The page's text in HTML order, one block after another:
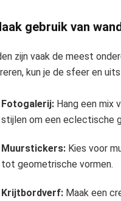
gebruik van
zijn vaak de meest
kun je de sfeer en
Fotogalerij: Hang een mix
stijlen om een eclectische
Muurstickers: Kies voor
tot geometrische vormen.
Krijtbordverf: Maak een